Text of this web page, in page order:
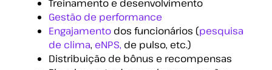
Treinamento e desenvolvimento
Gestão de performance
Engajamento dos funcionários (pesquisa
de clima, eNPS, de pulso, etc.)
Distribuição de bônus e recompensas